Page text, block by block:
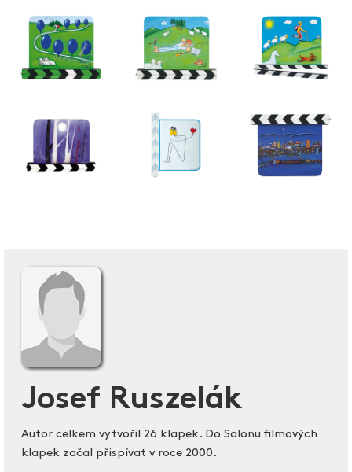
Josef Ruszelák
Autor celkem vytvořil 26 klapek. Do Salonu filmových
klapek začal přispívat v roce 2000.